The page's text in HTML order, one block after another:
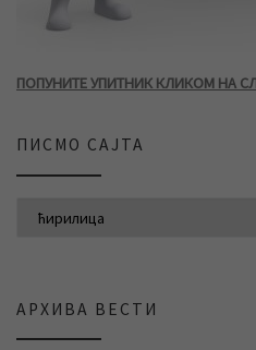
ПОПУНИТЕ УПИТНИК КЛИКОМ НА
ПИСМО САЈТА
АРХИВА ВЕСТИ